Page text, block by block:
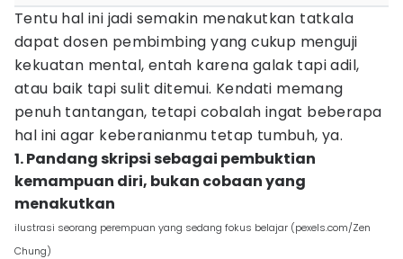
Tentu hal ini jadi semakin menakutkan tatkala
dapat dosen pembimbing yang cukup menguji
kekuatan mental, entah karena galak tapi adil,
atau baik tapi sulit ditemui. Kendati memang
penuh tantangan, tetapi cobalah ingat beberapa
hal ini agar keberanianmu tetap tumbuh, ya.
1. Pandang skripsi sebagai pembuktian
kemampuan diri, bukan cobaan yang
menakutkan
ilustrasi seorang perempuan yang sedang fokus belajar (pexels.com/Zen
Chung)